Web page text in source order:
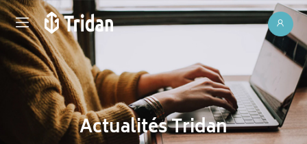
Actualités Tridan